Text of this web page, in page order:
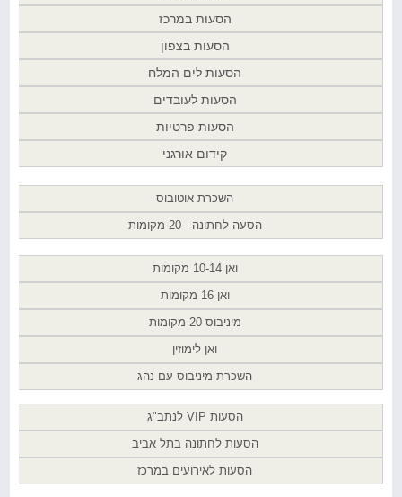
הסעות במרכז
הסעות בצפון
הסעות לים המלח
הסעות לעובדים
הסעות פרטיות
קידום אורגני
השכרת אוטובוס
הסעה לחתונה - 20 מקומות
ואן 10-14 מקומות
ואן 16 מקומות
מיניבוס 20 מקומות
ואן לימוזין
השכרת מיניבוס עם נהג
הסעות VIP לנתב"ג
הסעות לחתונה בתל אביב
הסעות לאירועים במרכז